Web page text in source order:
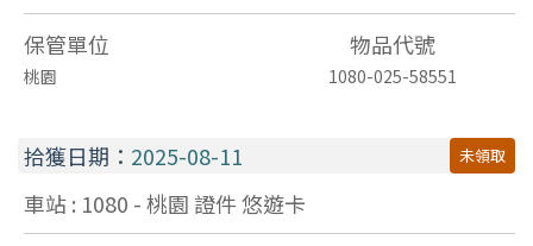
保管單位
物品代號
桃園 1080-025-58551
拾獲日期： 2025-08-11 未領取
車站 : 1080 - 桃園 證件悠遊卡